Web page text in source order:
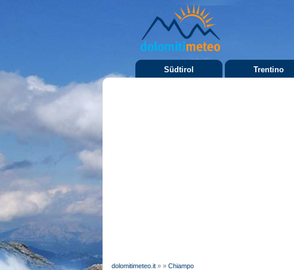
Südtirol Trentino
dolomitimeteo.it » » Chiampo